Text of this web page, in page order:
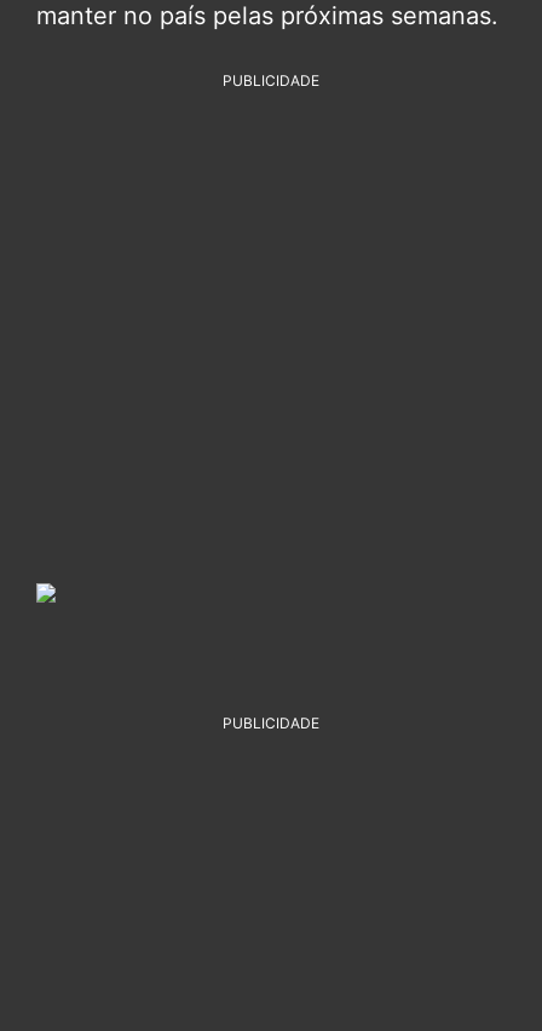
manter no país pelas próximas semanas.
PUBLICIDADE
PUBLICIDADE